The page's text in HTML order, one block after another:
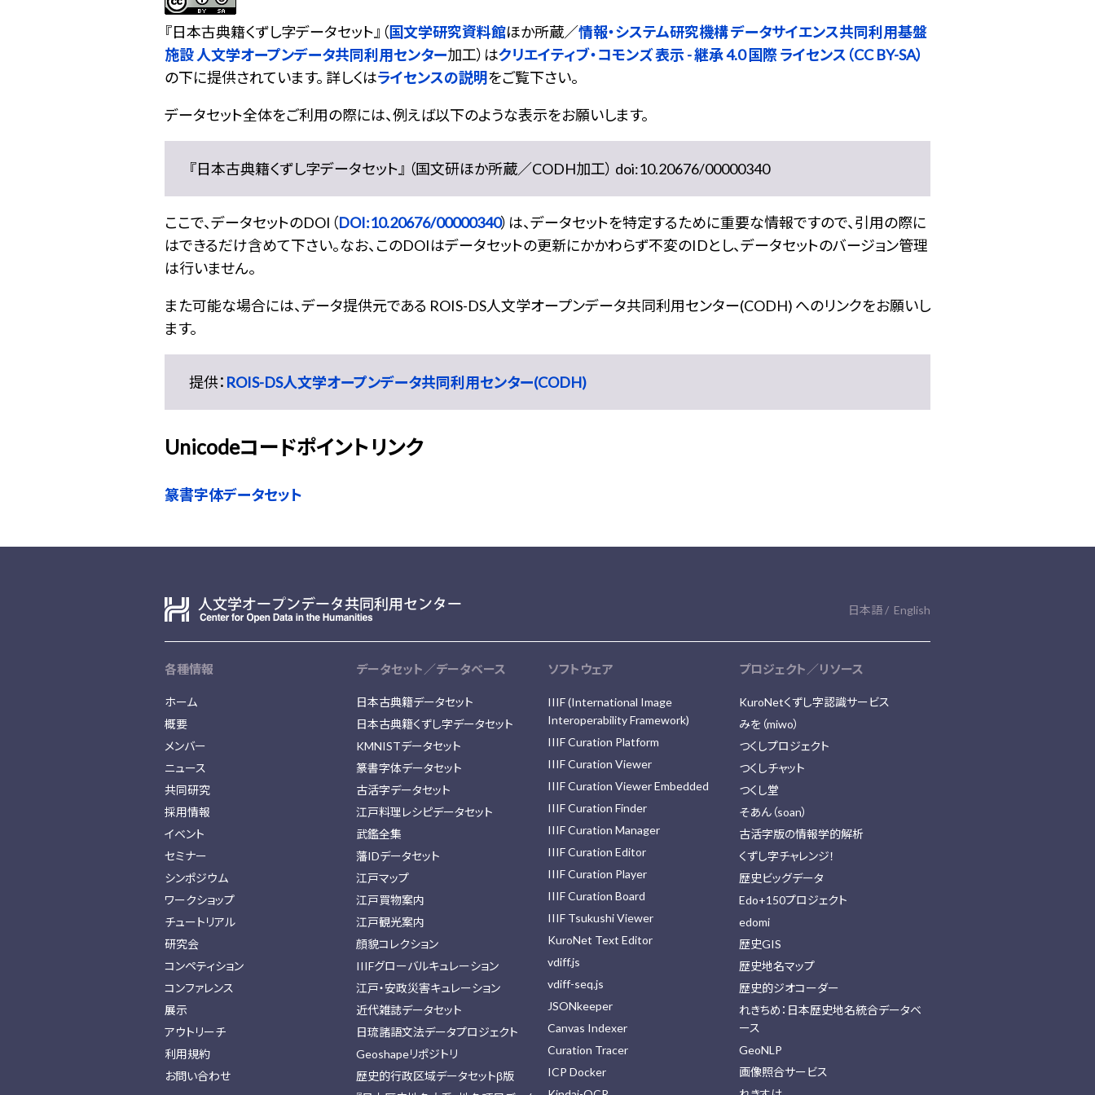
『日本古典籍くずし字データセット』（国文学研究資料館ほか所蔵／情報・システム研究機構 データサイエンス共同利用基盤
施設 人文学オープンデータ共同利用センター加工）はクリエイティブ・コモンズ 表示 - 継承 4.0 国際 ライセンス（CC BY-SA）
の下に提供されています。 詳しくはライセンスの説明をご覧下さい。
データセット全体をご利用の際には、例えば以下のような表示をお願いします。
『日本古典籍くずし字データセット』 （国文研ほか所蔵／CODH加工） doi:10.20676/00000340
ここで、データセットのDOI（DOI:10.20676/00000340）は、データセットを特定するために重要な情報ですので、引用の際に
はできるだけ含めて下さい。なお、このDOIはデータセットの更新にかかわらず不変のIDとし、データセットのバージョン管理
は行いません。
また可能な場合には、データ提供元である ROIS-DS人文学オープンデータ共同利用センター(CODH) へのリンクをお願いし
ます。
提供： ROIS-DS人文学オープンデータ共同利用センター(CODH)
Unicodeコードポイントリンク
篆書字体データセット
日本語 English
各種情報
ホーム
概要
メンバー
ニュース
共同研究
採用情報
イベント
セミナー
シンポジウム
ワークショップ
チュートリアル
研究会
コンペティション
コンファレンス
展示
アウトリーチ
利用規約
お問い合わせ
データセット／データベース
日本古典籍データセット
日本古典籍くずし字データセット
KMNISTデータセット
篆書字体データセット
古活字データセット
江戸料理レシピデータセット
武鑑全集
藩IDデータセット
江戸マップ
江戸買物案内
江戸観光案内
顔貌コレクション
IIIFグローバルキュレーション
江戸・安政災害キュレーション
近代雑誌データセット
日琉諸語文法データプロジェクト
Geoshapeリポジトリ
歴史的行政区域データセットβ版
ソフトウェア
IIIF (International Image
Interoperability Framework)
IIIF Curation Platform
IIIF Curation Viewer
IIIF Curation Viewer Embedded
IIIF Curation Finder
IIIF Curation Manager
IIIF Curation Editor
IIIF Curation Player
IIIF Curation Board
IIIF Tsukushi Viewer
KuroNet Text Editor
vdiff.js
vdiff-seq.js
JSONkeeper
Canvas Indexer
Curation Tracer
ICP Docker
プロジェクト／リソース
KuroNetくずし字認識サービス
みを（miwo）
つくしプロジェクト
つくしチャット
つくし堂
そあん（soan）
古活字版の情報学的解析
くずし字チャレンジ！
歴史ビッグデータ
Edo+150プロジェクト
edomi
歴史GIS
歴史地名マップ
歴史的ジオコーダー
れきちめ：日本歴史地名統合データベ
ース
GeoNLP
画像照合サービス